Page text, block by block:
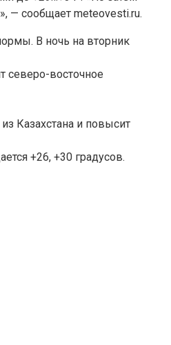
— сообщает meteovesti.ru.
В ночь на вторник
северо-восточное
Казахстана и повысит
+26, +30 градусов.